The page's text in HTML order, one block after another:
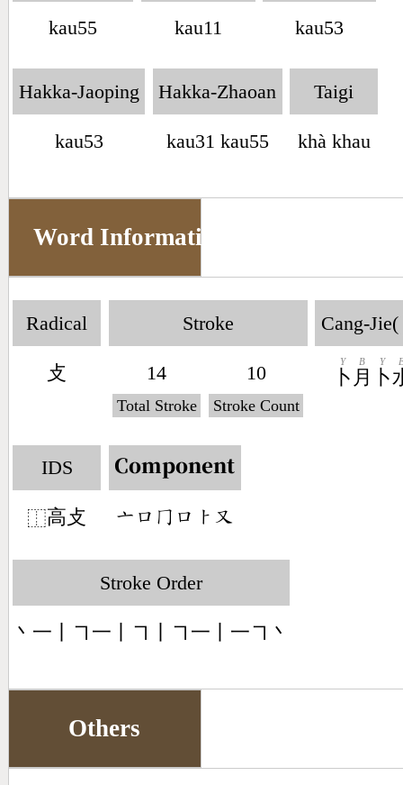
kau55 kau11 kau53
Hakka-Jaoping
kau53
Hakka-Zhaoan
kau31 kau55
Taigi
khà khau
Word Information
Radical
攴
Stroke
14
Total Stroke
10
Stroke Count
Cang-Jie(
卜
Y
月
B
卜
Y
IDS
⿰高攴
Component
󶁂󶁶󶀦󶁶󶀥󶁓
Stroke Order
丶一丨㇕一丨㇕丨㇕一丨一㇕丶
Others